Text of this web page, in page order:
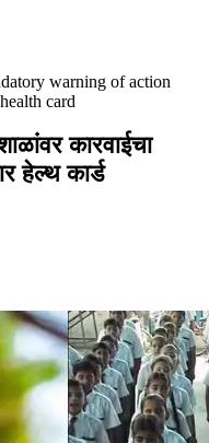
warning of action
card
कारवाईचा
हेल्थ कार्ड